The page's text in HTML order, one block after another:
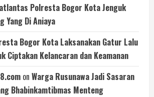
Polresta Bogor Kota Jenguk
Yang Di Aniaya
Bogor Kota Laksanakan Gatur Lalu
Ciptakan Kelancaran dan Keamanan
on Warga Rusunawa Jadi Sasaran
Bhabinkamtibmas Menteng